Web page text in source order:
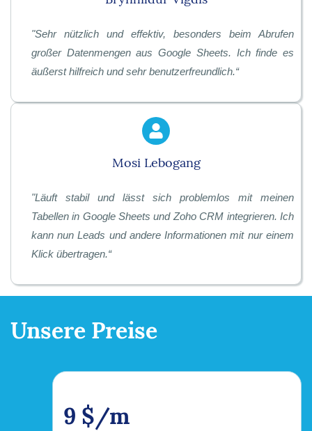
"Sehr nützlich und effektiv, besonders beim Abrufen
großer Datenmengen aus Google Sheets. Ich finde es
äußerst hilfreich und sehr benutzerfreundlich.“
Mosi Lebogang
"Läuft stabil und lässt sich problemlos mit meinen
Tabellen in Google Sheets und Zoho CRM integrieren. Ich
kann nun Leads und andere Informationen mit nur einem
Klick übertragen.“
Unsere Preise
9 $/m